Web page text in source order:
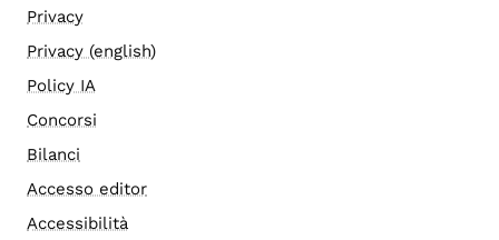
Privacy
Privacy (english)
Policy IA
Concorsi
Bilanci
Accesso editor
Accessibilità